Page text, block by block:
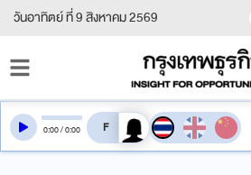
วันอาทิตย์ ที่ 9 สิงหาคม 2569
0:00/0:00 สลับเสียงอ่าน